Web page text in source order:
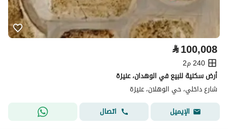
⃁100,008
240 م2
أرض سكنية للبيع في الوهدان، عنيزة
شارع داخلي، حي الوهلان، عنيزة
الإيميل
اتصال